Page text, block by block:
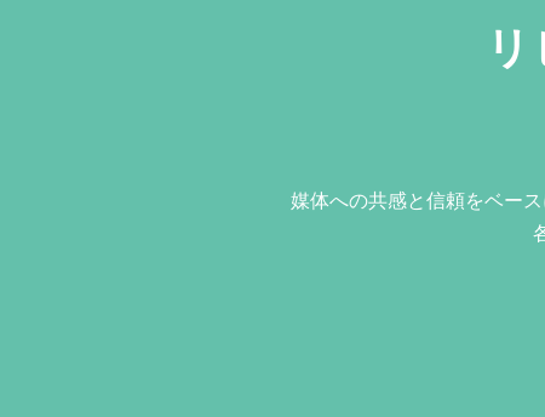
媒体への共感と信頼をベー